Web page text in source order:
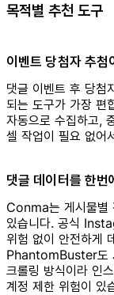
목적별 추천 도구
이벤트 당첨자 추첨
댓글 이벤트 후 당첨
되는 도구가 가장 편
자동으로 수집하고,
셀 작업이 필요 없어
댓글 데이터를 한번
Conma는 게시물별
있습니다. 공식
위험 없이 안전하게
PhantomBuster도
크롤링 방식이라 인
계정 제한 위험이 있